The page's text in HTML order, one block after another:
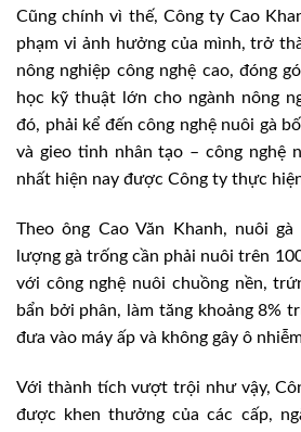
Cũng chính vì thế, Công ty Cao
phạm vi ảnh hưởng của mình, trở
nông nghiệp công nghệ cao, đóng
học kỹ thuật lớn cho ngành nông
đó, phải kể đến công nghệ nuôi gà
và gieo tinh nhân tạo – công nghệ
nhất hiện nay được Công ty thực
Theo ông Cao Văn Khanh, nuôi
lượng gà trống cần phải nuôi trên
với công nghệ nuôi chuồng nền,
bẩn bởi phân, làm tăng khoảng 8%
đưa vào máy ấp và không gây ô
Với thành tích vượt trội như vậy,
được khen thưởng của các cấp,